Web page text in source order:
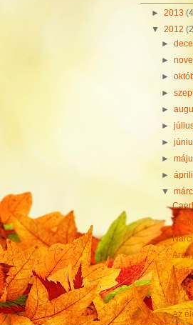
► 2013
▼ 2012
►
►
►
►
►
►
►
►
►
▼
Fun
Az